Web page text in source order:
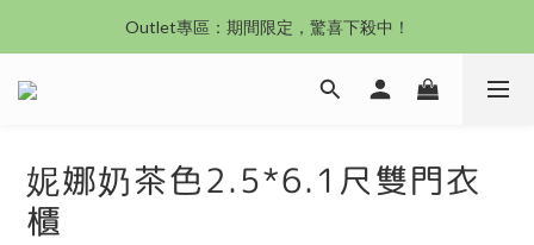
沙發新登場｜想躺就躺，頭等艙到商務艙一次擁有
Outlet專區：期間限定，驚喜下殺中！
沙發新登場｜想躺就躺，頭等艙到商務艙一次擁有
妮娜奶茶色2.5*6.1尺雙門衣
櫃